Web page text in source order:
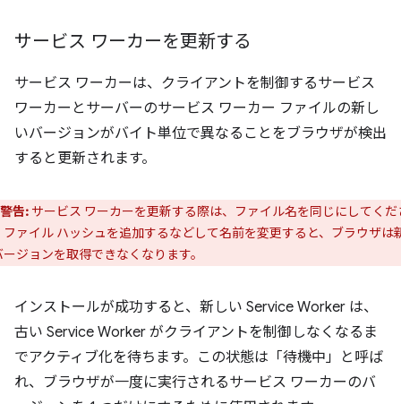
サービス ワーカーを更新する
サービス ワーカーは、クライアントを制御するサービス
ワーカーとサーバーのサービス ワーカー ファイルの新し
いバージョンがバイト単位で異なることをブラウザが検出
すると更新されます。
警告: サービス ワーカーを更新する際は、ファイル名を同じにしてくだ
ファイル ハッシュを追加するなどして名前を変更すると、ブラウザは
ジョンを取得できなくなります。
インストールが成功すると、新しい Service Worker は、
古い Service Worker がクライアントを制御しなくなるま
でアクティブ化を待ちます。この状態は「待機中」と呼ば
れ、ブラウザが一度に実行されるサービス ワーカーのバ